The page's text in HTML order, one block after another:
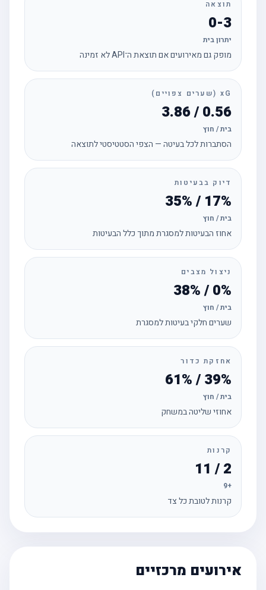
תוצאה
0-3
יתרון בית
מופק גם מאירועים אם תוצאת ה־API לא זמינה
xG (שערים צפויים)
0.56 / 3.86
בית / חוץ
הסתברות לכל בעיטה — הצפי הסטטיסטי לתוצאה
דיוק בבעיטות
17% / 35%
בית / חוץ
אחוז הבעיטות למסגרת מתוך כלל הבעיטות
ניצול מצבים
0% / 38%
בית / חוץ
שערים חלקי בעיטות למסגרת
אחזקת כדור
39% / 61%
בית / חוץ
אחוזי שליטה במשחק
קרנות
קרנות לטובת כל צד
אירועים מרכזיים